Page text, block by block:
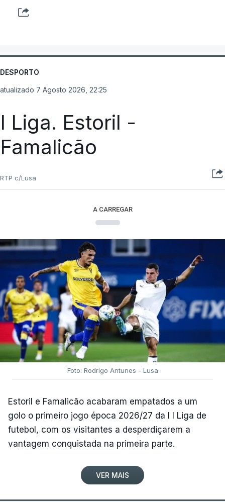
DESPORTO
atualizado 7 Agosto 2026, 22:25
I Liga. Estoril -
Famalicão
RTP c/Lusa
A CARREGAR
Foto: Rodrigo Antunes - Lusa
Estoril e Famalicão acabaram empatados a um
golo o primeiro jogo época 2026/27 da I I Liga de
futebol, com os visitantes a desperdiçarem a
vantagem conquistada na primeira parte.
VER MAIS